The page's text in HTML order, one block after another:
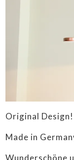
Original Design!
Made in
Wunderschöne